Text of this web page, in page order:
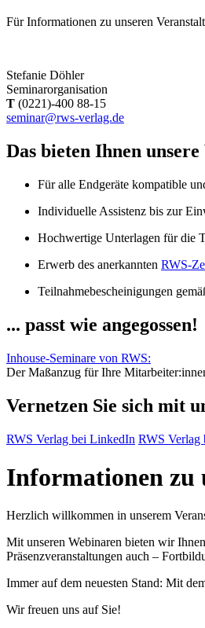
Für Informationen zu unseren
Stefanie Döhler
Seminarorganisation
T (0221)-400 88-15
seminar@rws-verlag.de
Das bieten Ihnen
Für alle Endgeräte kompatible
Individuelle Assistenz bis zur
Hochwertige Unterlagen für die
Erwerb des anerkannten RWS-
Teilnahmebescheinigungen
... passt wie angegossen!
Inhouse-Seminare von RWS:
Der Maßanzug für Ihre
Vernetzen Sie sich mit
RWS Verlag bei LinkedIn RWS Verlag
Informationen zu
Herzlich willkommen in unserem
Mit unseren Webinaren bieten wir
Präsenzveranstaltungen auch –
Immer auf dem neuesten Stand: Mit
Wir freuen uns auf Sie!